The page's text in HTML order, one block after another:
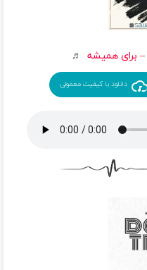
– برای همیشه ♬
دانلود با کیفیت معمولی